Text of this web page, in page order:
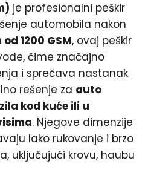
je profesionalni peškir
automobila nakon
1200 GSM, ovaj peškir
čime značajno
i sprečava nastanak
rešenje za auto
kod kuće ili u
. Njegove dimenzije
lako rukovanje i brzo
uključujući krovu, haubu